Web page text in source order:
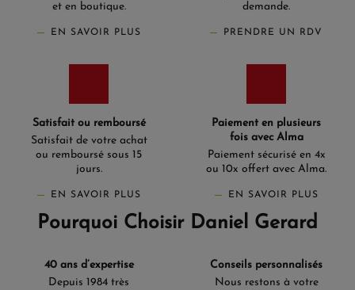
et en boutique.
EN SAVOIR PLUS
demande.
PRENDRE UN RDV
Satisfait ou remboursé
Satisfait de votre achat
ou remboursé sous 15
jours.
EN SAVOIR PLUS
Paiement en plusieurs
fois avec Alma
Paiement sécurisé en 4x
ou 10x offert avec Alma.
EN SAVOIR PLUS
Pourquoi Choisir Daniel Gerard
40 ans d’expertise
Depuis 1984 très
Conseils personnalisés
Nous restons à votre